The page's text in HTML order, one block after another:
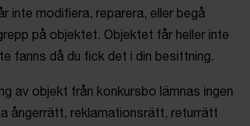
inte modifiera, reparera, eller begå
på objektet. Objektet får heller inte
fanns då du fick det i din besittning.
av objekt från konkursbo lämnas ingen
ångerrätt, reklamationsrätt, returrätt